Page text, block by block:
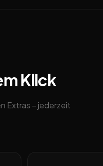
Klick
Extras – jederzeit